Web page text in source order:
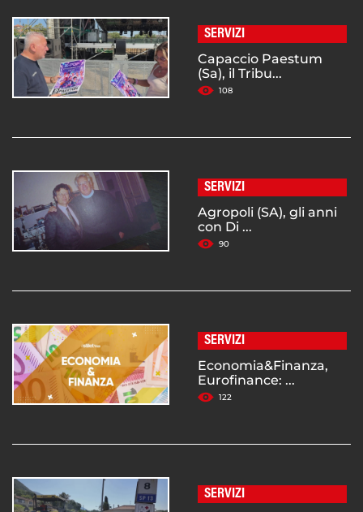
SERVIZI
Capaccio Paestum
(Sa), il Tribu...
108
SERVIZI
Agropoli (SA), gli anni
con Di ...
90
SERVIZI
Economia&Finanza,
Eurofinance: ...
122
SERVIZI